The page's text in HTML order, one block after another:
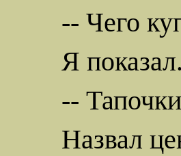
-- Чего
Я показал.
--
Назвал